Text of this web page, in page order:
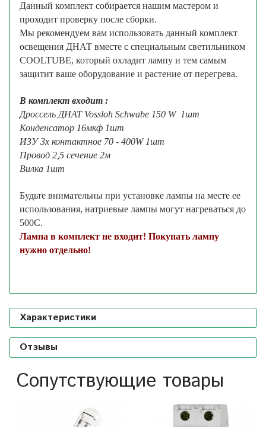
Данный комплект собирается нашим мастером и
проходит проверку после сборки.
Мы рекомендуем вам использовать данный комплект
освещения ДНАТ вместе с специальным светильником
COOLTUBE, который охладит лампу и тем самым
защитит ваше оборудование и растение от перегрева.
В комплект входит :
Дроссель ДНАТ Vossloh Schwabe 150 W 1шт
Конденсатор 16мкф 1шт
ИЗУ3х контактное 70 - 400W 1шт
Провод 2,5 сечение 2м
Вилка 1шт
Будьте внимательны при установке лампы на месте ее
использования, натриевые лампы могут нагреваться до
500С.
Лампа в комплект не входит! Покупать лампу
нужно отдельно!
Характеристики
Отзывы
Сопутствующие товары